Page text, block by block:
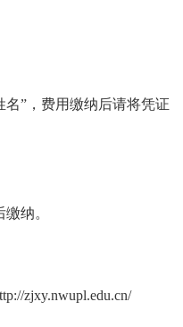
名”， 费用缴纳后请将凭证
缴纳。
zjxy.nwupl.edu.cn/